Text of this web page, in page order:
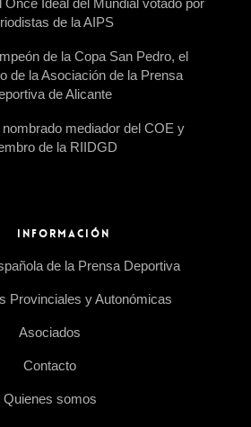
Once Ideal del Mundial votado por
de la AIPS
de la Copa San Pedro, el
de la Asociación de la Prensa
de Alicante
mediador del COE y
de la RIIDGD
INFORMACIÓN
de la Prensa Deportiva
Provinciales y Autonómicas
Asociados
Contacto
Quienes somos